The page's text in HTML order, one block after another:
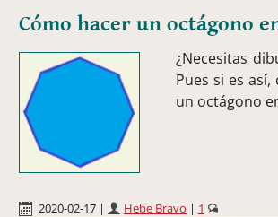
Cómo hacer un octágono
¿Necesitas
Pues si es
un octágono
2020-02-17 | Hebe Bravo | 1